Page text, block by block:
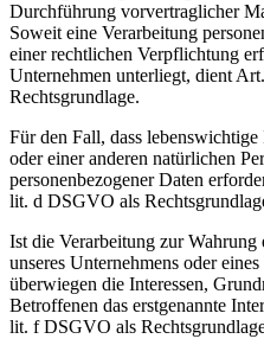
Durchführung vorvertraglicher
Soweit eine Verarbeitung
einer rechtlichen Verpflichtung
Unternehmen unterliegt, dient
Rechtsgrundlage.
Für den Fall, dass lebenswichtige
oder einer anderen natürlichen
personenbezogener Daten
lit. d DSGVO als
Ist die Verarbeitung zur Wahrung
unseres Unternehmens oder
überwiegen die Interessen,
Betroffenen das erstgenannte
lit. f DSGVO als